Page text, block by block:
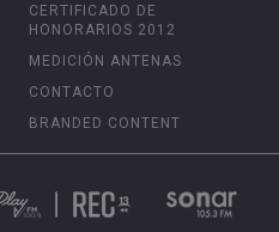
CERTIFICADO DE
HONORARIOS 2012
MEDICIÓN ANTENAS
CONTACTO
BRANDED CONTENT